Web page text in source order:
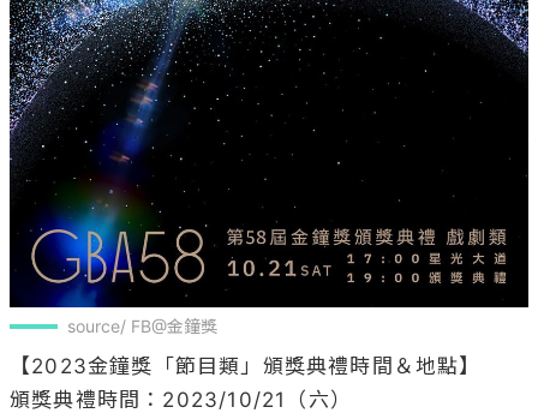
source/ FB@金鐘獎
【2023金鐘獎「節目類」頒獎典禮時間＆地點】
頒獎典禮時間：2023/10/21（六）